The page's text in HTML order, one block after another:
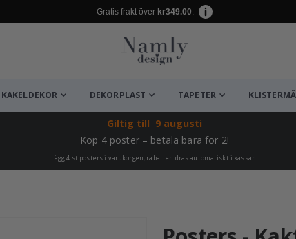
Gratis frakt över kr349.00.
KAKELDEKOR DEKORPLAST TAPETER
Giltig till 9 augusti
Köp 4 poster – betala bara för 2!
Lägg 4 st posters i varukorgen, rabatten dras automatiskt i kassan!